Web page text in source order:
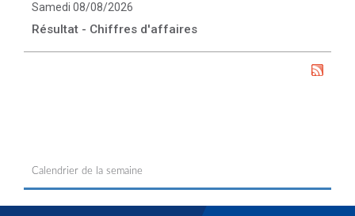
Samedi 08/08/2026
Résultat - Chiffres d'affaires
Calendrier de la semaine